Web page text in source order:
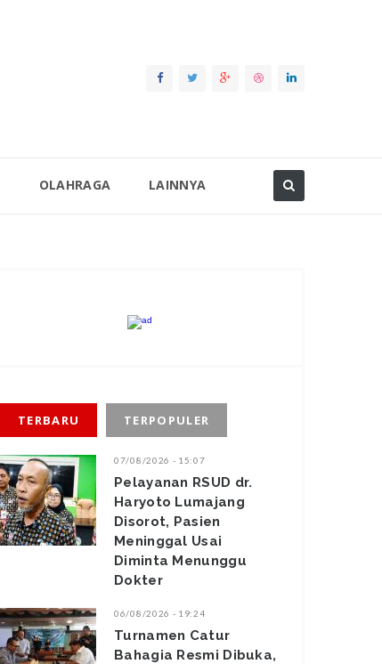
OLAHRAGA LAINNYA
TERBARU TERPOPULER
07/08/2026 - 15:07
Pelayanan RSUD dr.
Haryoto Lumajang
Disorot, Pasien
Meninggal Usai
Diminta Menunggu
Dokter
06/08/2026 - 19:24
Turnamen Catur
Bahagia Resmi Dibuka,